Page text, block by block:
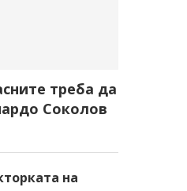
треба да
Соколов
на